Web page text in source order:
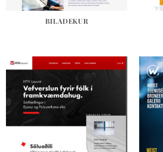
BILADEKUR